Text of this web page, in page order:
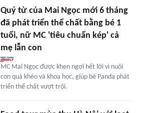
Quý tử của Mai Ngọc mới 6 tháng
đã phát triển thể chất bằng bé 1
tuổi, nữ MC 'tiêu chuẩn kép' cả
mẹ lẫn con
MC Mai Ngọc được khen ngợi hết lời vì nuôi
con quá khéo và khoa học, giúp bé Panda phát
triển thể chất vượt trội.